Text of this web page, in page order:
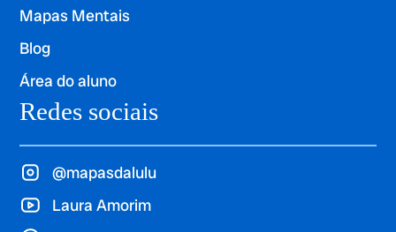
Mapas Mentais
Blog
Área do aluno
Redes sociais
@mapasdalulu
Laura Amorim